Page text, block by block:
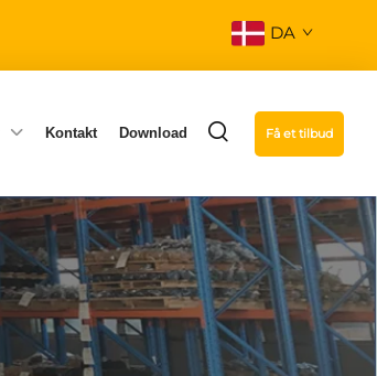
DA
Kontakt Download Få et tilbud